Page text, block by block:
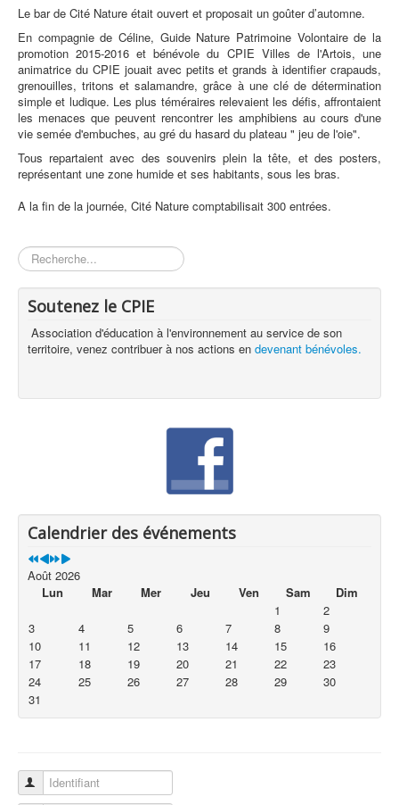
Le bar de Cité Nature était ouvert et proposait un goûter d’automne.
En compagnie de Céline, Guide Nature Patrimoine Volontaire de la
promotion 2015-2016 et bénévole du CPIE Villes de l'Artois, une
animatrice du CPIE jouait avec petits et grands à identifier crapauds,
grenouilles, tritons et salamandre, grâce à une clé de détermination
simple et ludique. Les plus téméraires relevaient les défis, affrontaient
les menaces que peuvent rencontrer les amphibiens au cours d'une
vie semée d'embuches, au gré du hasard du plateau " jeu de l'oie".
Tous repartaient avec des souvenirs plein la tête, et des posters,
représentant une zone humide et ses habitants, sous les bras.
A la fin de la journée, Cité Nature comptabilisait 300 entrées.
Rechercher
Soutenez le CPIE
Association d'éducation à l'environnement au service de son
territoire, venez contribuer à nos actions en devenant bénévoles.
Calendrier des événements
Août 2026
Lun
Mar Mer Jeu Ven Sam
Dim
1
2
3
4 5 6 7 8
9
10
11 12 13 14 15
16
17
18 19 20 21 22
23
24
25 26 27 28 29
30
31
Identifiant